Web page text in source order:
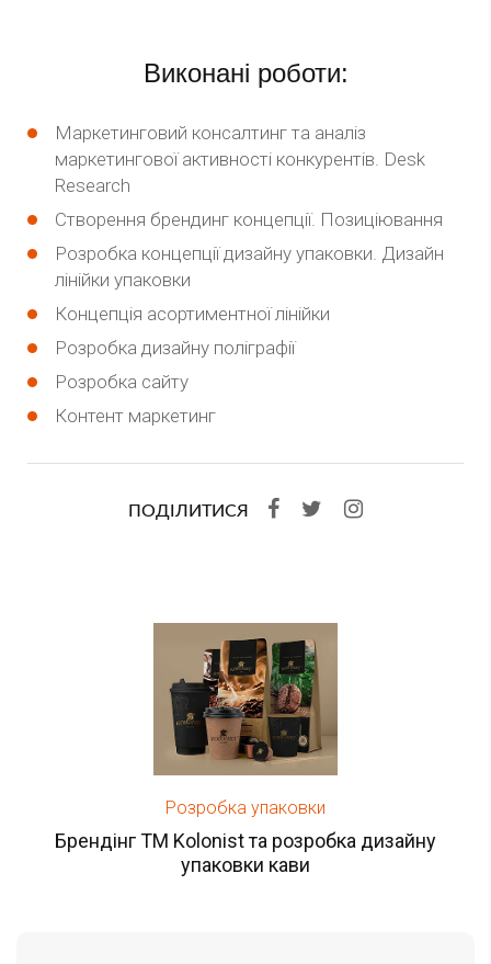
Виконані роботи:
Маркетинговий консалтинг та аналіз
маркетингової активності конкурентів. Desk
Research
Створення брендинг концепції. Позиціювання
Розробка концепції дизайну упаковки. Дизайн
лінійки упаковки
Концепція асортиментної лінійки
Розробка дизайну поліграфії
Розробка сайту
Контент маркетинг
ПОДІЛИТИСЯ
Розробка упаковки
Брендінг ТМ Kolonist та розробка дизайну
упаковки кави